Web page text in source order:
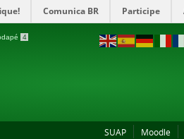
Comunica BR Participe
4
SUAP Moodle